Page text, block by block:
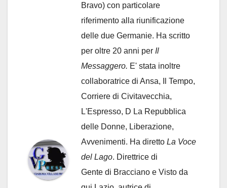
Bravo) con particolare
riferimento alla riunificazione
delle due Germanie. Ha scritto
per oltre 20 anni per Il
Messaggero. E' stata inoltre
collaboratrice di Ansa, Il Tempo,
Corriere di Civitavecchia,
L'Espresso, D La Repubblica
delle Donne, Liberazione,
Avvenimenti. Ha diretto La Voce
del Lago. Direttrice di
Gente di Bracciano e Visto da